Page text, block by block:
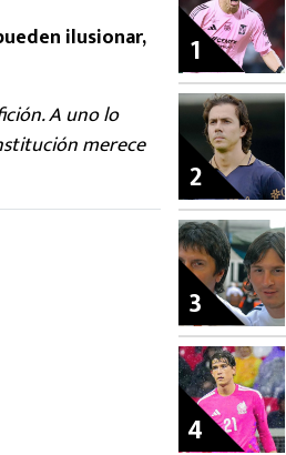
ilusionar,
A uno lo
merece
1
2
3
4